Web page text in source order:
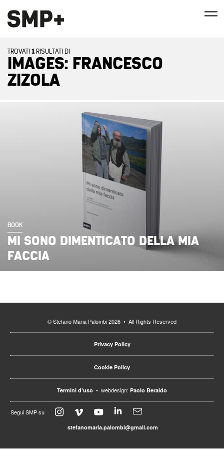
TROVATI 1RISULTATI DI
IMAGES: FRANCESCO
ZIZOLA
BOOK
MI SONO DIMENTICATO DELLA MIA
FACCIA
© Stefano Maria Palombi 2026 • All Rights Reserved
Privacy Policy
Cookie Policy
Termini d'uso • webdesign: Paolo Beraldo
Segui SMP su
stefanomaria.palombi@gmail.com